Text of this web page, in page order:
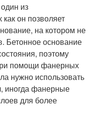
из
он позволяет
на котором не
Бетонное основание
поэтому
помощи фанерных
нужно использовать
иногда фанерные
для более